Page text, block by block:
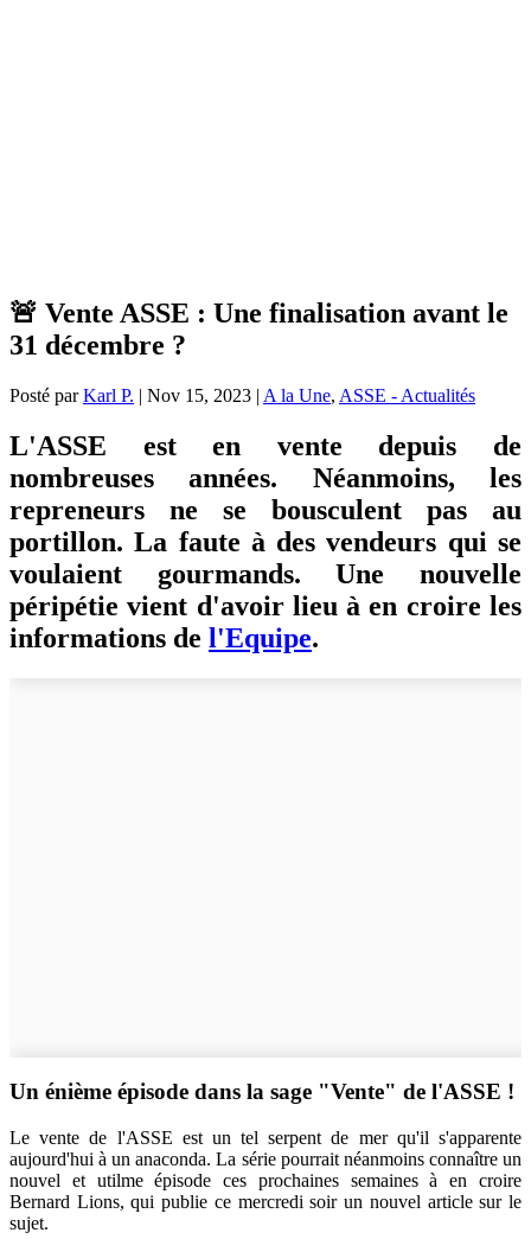
🚨 Vente ASSE : Une finalisation avant le
31 décembre ?
Posté parKarl P. | Nov 15, 2023 | A la Une, ASSE - Actualités
L'ASSE est en vente depuis de
nombreuses années. Néanmoins, les
repreneurs ne se bousculent pas au
portillon. La faute à des vendeurs qui se
voulaient gourmands. Une nouvelle
péripétie vient d'avoir lieu à en croire les
informations de l'Equipe.
Un énième épisode dans la sage "Vente" de l'ASSE !
Le vente de l'ASSE est un tel serpent de mer qu'il s'apparente
aujourd'hui à un anaconda. La série pourrait néanmoins connaître un
nouvel et utilme épisode ces prochaines semaines à en croire
Bernard Lions, qui publie ce mercredi soir un nouvel article sur le
sujet.